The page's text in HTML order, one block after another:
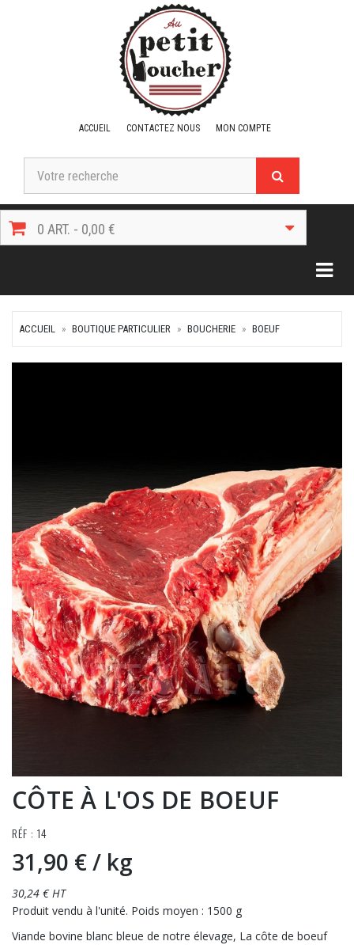
ACCUEIL CONTACTEZ NOUS MON COMPTE
0 ART. - 0,00 €
ACCUEIL BOUTIQUE PARTICULIER BOUCHERIE BOEUF
CÔTE À L'OS DE BOEUF
RÉF : 14
31,90 €/ kg
30,24 € HT
Produit vendu à l'unité. Poids moyen : 1500 g
Viande bovine blanc bleue de notre élevage, La côte de boeuf